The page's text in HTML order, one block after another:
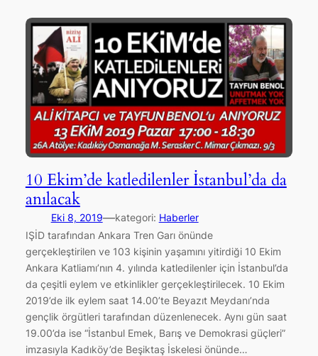
10 Ekim’de katledilenler İstanbul’da da
anılacak
Eki 8, 2019—kategori: Haberler
IŞİD tarafından Ankara Tren Garı önünde
gerçekleştirilen ve 103 kişinin yaşamını yitirdiği 10 Ekim
Ankara Katliamı’nın 4. yılında katledilenler için İstanbul’da
da çeşitli eylem ve etkinlikler gerçekleştirilecek. 10 Ekim
2019’de ilk eylem saat 14.00’te Beyazıt Meydanı’nda
gençlik örgütleri tarafından düzenlenecek. Aynı gün saat
19.00’da ise “İstanbul Emek, Barış ve Demokrasi güçleri”
imzasıyla Kadıköy’de Beşiktaş İskelesi önünde…